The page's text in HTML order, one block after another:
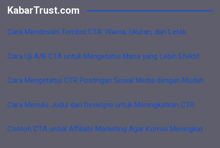
KabarTrust.com
Cara Mendesain Tombol CTA: Warna, Ukuran, dan Letak
Cara Uji A/B CTA untuk Mengetahui Mana yang Lebih Efektif
Cara Mengetahui CTR Postingan Sosial Media dengan Mudah
Cara Menulis Judul dan Deskripsi untuk Meningkatkan CTR
Contoh CTA untuk Affiliate Marketing Agar Komisi Meningkat